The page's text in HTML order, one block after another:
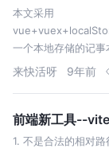
本文采用
一个本地存储的记事
来快活呀 9年前
前端新工具--vite
1. 不是合法的相对